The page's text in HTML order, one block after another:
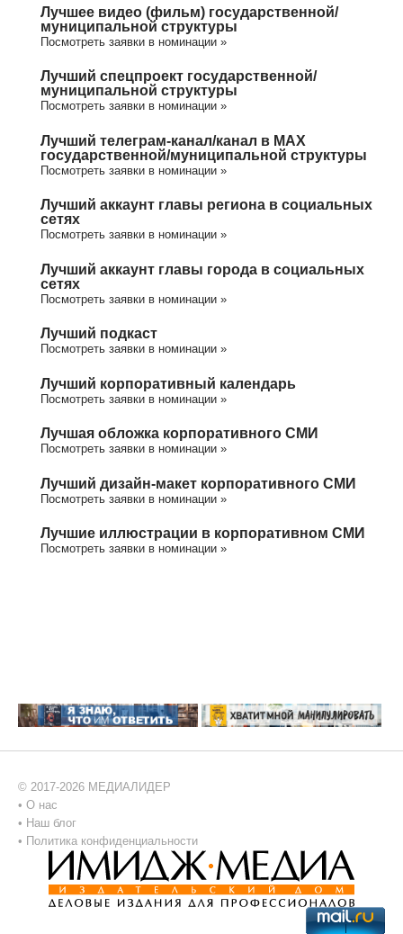
Лучшее видео (фильм) государственной/
муниципальной структуры
Посмотреть заявки в номинации »
Лучший спецпроект государственной/
муниципальной структуры
Посмотреть заявки в номинации »
Лучший телеграм-канал/канал в МАХ
государственной/муниципальной структуры
Посмотреть заявки в номинации »
Лучший аккаунт главы региона в социальных
сетях
Посмотреть заявки в номинации »
Лучший аккаунт главы города в социальных
сетях
Посмотреть заявки в номинации »
Лучший подкаст
Посмотреть заявки в номинации »
Лучший корпоративный календарь
Посмотреть заявки в номинации »
Лучшая обложка корпоративного СМИ
Посмотреть заявки в номинации »
Лучший дизайн-макет корпоративного СМИ
Посмотреть заявки в номинации »
Лучшие иллюстрации в корпоративном СМИ
Посмотреть заявки в номинации »
© 2017-2026 МЕДИАЛИДЕР
• О нас
• Наш блог
• Политика конфиденциальности